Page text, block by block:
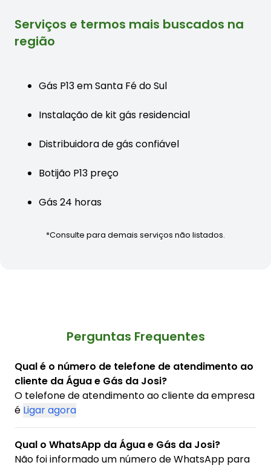
Serviços e termos mais buscados na
região
Gás P13 em Santa Fé do Sul
Instalação de kit gás residencial
Distribuidora de gás confiável
Botijão P13 preço
Gás 24 horas
*Consulte para demais serviços não listados.
Perguntas Frequentes
Qual é o número de telefone de atendimento ao
cliente da Água e Gás da Josi?
O telefone de atendimento ao cliente da empresa
é Ligar agora
Qual o WhatsApp da Água e Gás da Josi?
Não foi informado um número de WhatsApp para